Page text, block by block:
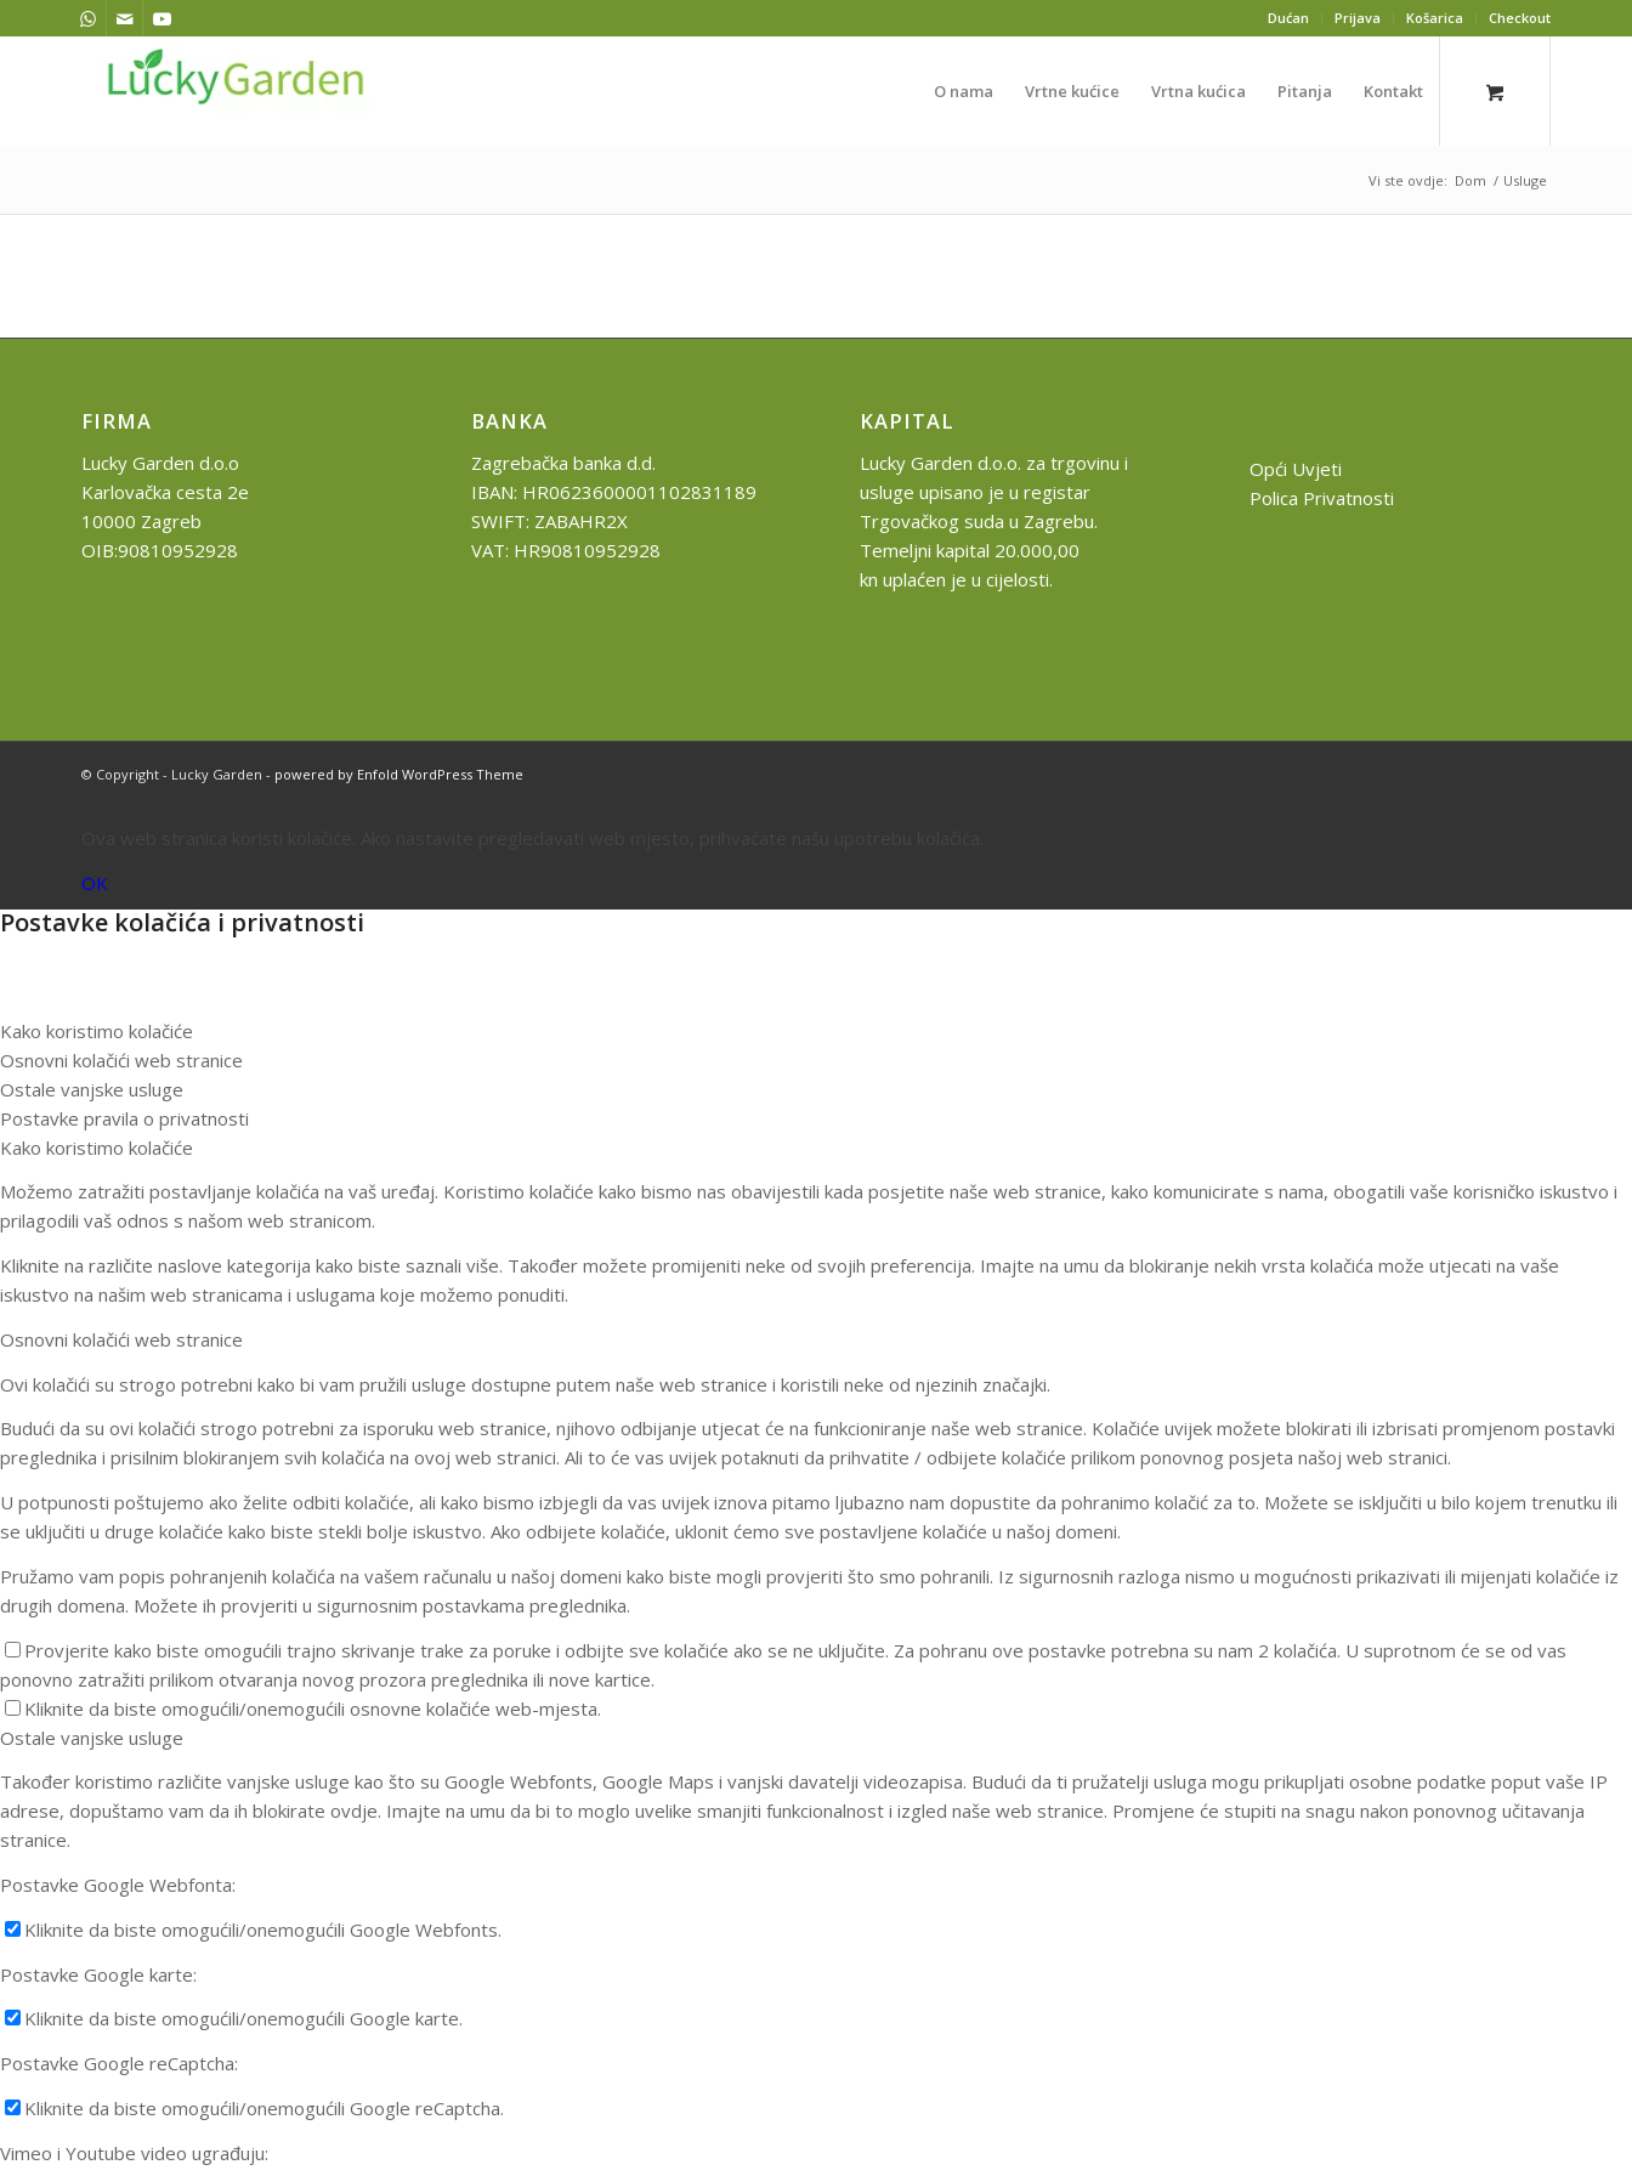
Dućan Prijava Košarica Checkout
O nama Vrtne kućice Vrtna kućica Pitanja Kontakt
Vi ste ovdje: Dom / Usluge
FIRMA
Lucky Garden d.o.o
Karlovačka cesta 2e
10000 Zagreb
OIB:90810952928
BANKA
Zagrebačka banka d.d.
IBAN: HR0623600001102831189
SWIFT: ZABAHR2X
VAT: HR90810952928
KAPITAL
Lucky Garden d.o.o. za trgovinu i
usluge upisano je u registar
Trgovačkog suda u Zagrebu.
Temeljni kapital 20.000,00
kn uplaćen je u cijelosti.
Opći Uvjeti
Polica Privatnosti
© Copyright - Lucky Garden - powered by Enfold WordPress Theme
OK
Postavke kolačića i privatnosti
Kako koristimo kolačiće
Osnovni kolačići web stranice
Ostale vanjske usluge
Postavke pravila o privatnosti
Kako koristimo kolačiće
Možemo zatražiti postavljanje kolačića na vaš uređaj. Koristimo kolačiće kako bismo nas obavijestili kada posjetite naše web stranice, kako komunicirate s nama, obogatili vaše korisničko iskustvo i
prilagodili vaš odnos s našom web stranicom.
Kliknite na različite naslove kategorija kako biste saznali više. Također možete promijeniti neke od svojih preferencija. Imajte na umu da blokiranje nekih vrsta kolačića može utjecati na vaše
iskustvo na našim web stranicama i uslugama koje možemo ponuditi.
Osnovni kolačići web stranice
Ovi kolačići su strogo potrebni kako bi vam pružili usluge dostupne putem naše web stranice i koristili neke od njezinih značajki.
Budući da su ovi kolačići strogo potrebni za isporuku web stranice, njihovo odbijanje utjecat će na funkcioniranje naše web stranice. Kolačiće uvijek možete blokirati ili izbrisati promjenom postavki
preglednika i prisilnim blokiranjem svih kolačića na ovoj web stranici. Ali to će vas uvijek potaknuti da prihvatite / odbijete kolačiće prilikom ponovnog posjeta našoj web stranici.
U potpunosti poštujemo ako želite odbiti kolačiće, ali kako bismo izbjegli da vas uvijek iznova pitamo ljubazno nam dopustite da pohranimo kolačić za to. Možete se isključiti u bilo kojem trenutku ili
se uključiti u druge kolačiće kako biste stekli bolje iskustvo. Ako odbijete kolačiće, uklonit ćemo sve postavljene kolačiće u našoj domeni.
Pružamo vam popis pohranjenih kolačića na vašem računalu u našoj domeni kako biste mogli provjeriti što smo pohranili. Iz sigurnosnih razloga nismo u mogućnosti prikazivati ili mijenjati kolačiće iz
drugih domena. Možete ih provjeriti u sigurnosnim postavkama preglednika.
Provjerite kako biste omogućili trajno skrivanje trake za poruke i odbijte sve kolačiće ako se ne uključite. Za pohranu ove postavke potrebna su nam 2 kolačića. U suprotnom će se od vas
ponovno zatražiti prilikom otvaranja novog prozora preglednika ili nove kartice.
Kliknite da biste omogućili/onemogućili osnovne kolačiće web-mjesta.
Ostale vanjske usluge
Također koristimo različite vanjske usluge kao što su Google Webfonts, Google Maps i vanjski davatelji videozapisa. Budući da ti pružatelji usluga mogu prikupljati osobne podatke poput vaše IP
adrese, dopuštamo vam da ih blokirate ovdje. Imajte na umu da bi to moglo uvelike smanjiti funkcionalnost i izgled naše web stranice. Promjene će stupiti na snagu nakon ponovnog učitavanja
stranice.
Postavke Google Webfonta:
Kliknite da biste omogućili/onemogućili Google Webfonts.
Postavke Google karte:
Kliknite da biste omogućili/onemogućili Google karte.
Postavke Google reCaptcha:
Kliknite da biste omogućili/onemogućili Google reCaptcha.
Vimeo i Youtube video ugrađuju: